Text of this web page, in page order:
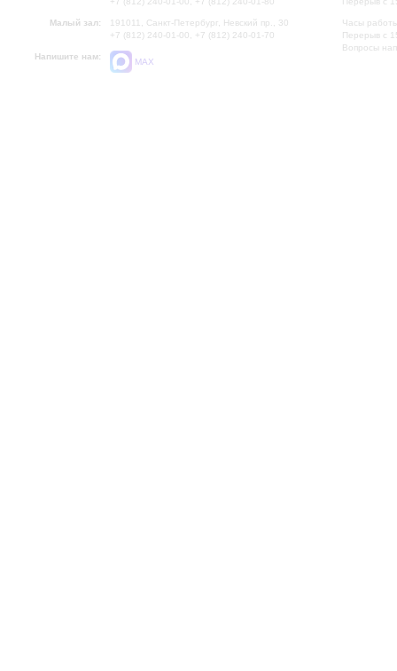
Малый зал:
191011, Санкт-Петербург, Невский пр., 30
+7 (812) 240-01-00, +7 (812) 240-01-70
Напишите нам:
MAX
Часы
Перерыв с
Вопросы